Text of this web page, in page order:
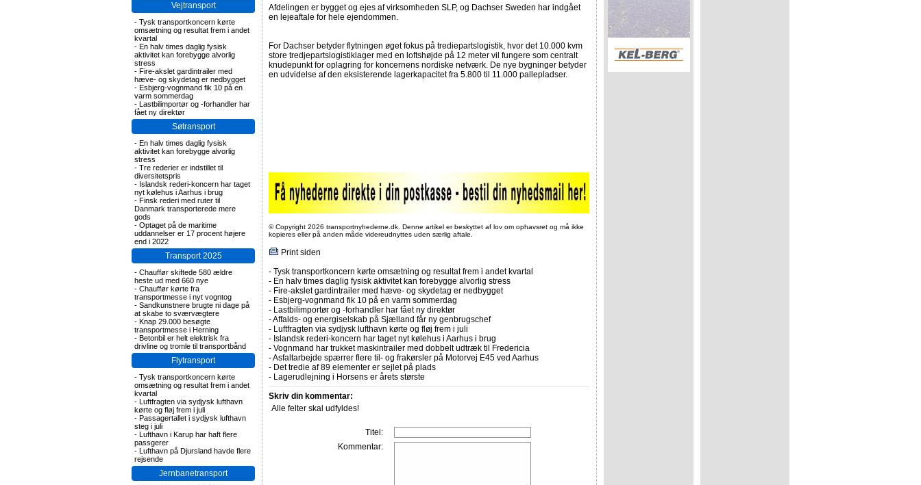
Vejtransport
- Tysk transportkoncern kørte
omsætning og resultat frem i andet
kvartal
- En halv times daglig fysisk
aktivitet kan forebygge alvorlig
stress
- Fire-akslet gardintrailer med
hæve- og skydetag er nedbygget
- Esbjerg-vognmand fik 10 på en
varm sommerdag
- Lastbilimportør og -forhandler har
fået ny direktør
Søtransport
- En halv times daglig fysisk
aktivitet kan forebygge alvorlig
stress
- Tre rederier er indstillet til
diversitetspris
- Islandsk rederi-koncern har taget
nyt kølehus i Aarhus i brug
- Finsk rederi med ruter til
Danmark transporterede mere
gods
- Optaget på de maritime
uddannelser er 17 procent højere
end i 2022
Transport 2025
- Chauffør skiftede 580 ældre
heste ud med 660 nye
- Chauffør kørte fra
transportmesse i nyt vogntog
- Sandkunstnere brugte ni dage på
at skabe to sværvægtere
- Knap 29.000 besøgte
transportmesse i Herning
- Betonbil er helt elektrisk fra
drivline og tromle til transportbånd
Flytransport
- Tysk transportkoncern kørte
omsætning og resultat frem i andet
kvartal
- Luftfragten via sydjysk lufthavn
kørte og fløj frem i juli
- Passagertallet i sydjysk lufthavn
steg i juli
- Lufthavn i Karup har haft flere
passgerer
- Lufthavn på Djursland havde flere
rejsende
Jernbanetransport
Afdelingen er bygget og ejes af virksomheden SLP, og Dachser Sweden har indgået
en lejeaftale for hele ejendommen.
For Dachser betyder flytningen øget fokus på trediepartslogistik, hvor det 10.000 kvm
store tredjepartslogistiklager med en loftshøjde på 12 meter vil fungere som centralt
knudepunkt for oplagring for koncernens nordiske netværk. De nye bygninger betyder
en udvidelse af den eksisterende lagerkapacitet fra 5.800 til 11.000 pallepladser.
© Copyright 2026 transportnyhederne.dk. Denne artikel er beskyttet af lov om ophavsret og må ikke
kopieres eller på anden måde videreudnyttes uden særlig aftale.
Print siden
- Tysk transportkoncern kørte omsætning og resultat frem i andet kvartal
- En halv times daglig fysisk aktivitet kan forebygge alvorlig stress
- Fire-akslet gardintrailer med hæve- og skydetag er nedbygget
- Esbjerg-vognmand fik 10 på en varm sommerdag
- Lastbilimportør og -forhandler har fået ny direktør
-Affalds- og energiselskab på Sjælland får ny genbrugschef
- Luftfragten via sydjysk lufthavn kørte og fløj frem i juli
- Islandsk rederi-koncern har taget nyt kølehus i Aarhus i brug
- Vognmand har trukket maskintrailer med dobbelt udtræk til Fredericia
-Asfaltarbejde spærrer flere til- og frakørsler på Motorvej E45 ved Aarhus
- Det tredie af 89 elementer er sejlet på plads
- Lagerudlejning i Horsens er årets største
Skriv din kommentar:
Alle felter skal udfyldes!
Titel:
Kommentar: